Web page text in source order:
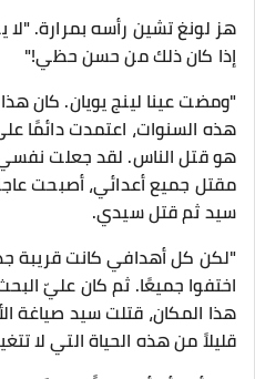
هز لونغ تشين رأسه بمرارة. "لا
إذا كان ذلك من حسن حظي!"
"ومضت عينا لينج يويان. كان
هذه السنوات، اعتمدت
هو قتل الناس. لقد جعلت
مقتل جميع أعدائي، أصبحت
سيد ثم قتل سيدي.
"لكن كل أهدافي كانت قريبة
اختفوا جميعًا. ثم كان عليّ
هذا المكان، قتلت سيد
قليلاً من هذه الحياة التي لا